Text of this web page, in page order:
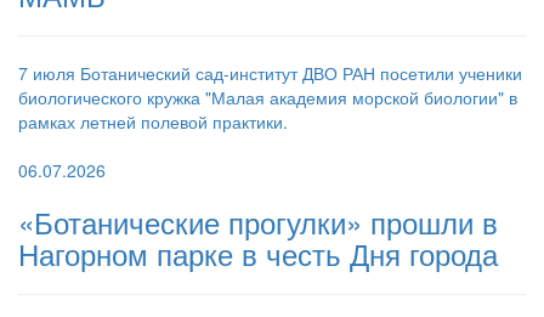
7 июля Ботанический сад-институт ДВО РАН посетили ученики
биологического кружка "Малая академия морской биологии" в
рамках летней полевой практики.
06.07.2026
«Ботанические прогулки» прошли в
Нагорном парке в честь Дня города